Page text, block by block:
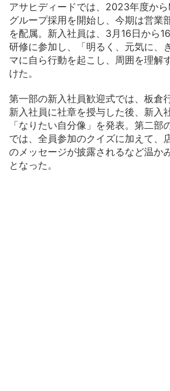
アサヒディードでは、2023年度か
グループ採用を開始し、今期は営業
を配属。新入社員は、3月16日から
研修に参加し、「明るく、元気に、
マに自ら行動を起こし、周囲を理解
けた。
第一部の新入社員歓迎式では、板倉
新入社員に社章を授与した後、新入
「なりたい自分像」を発表。第二部
では、全員参加のクイズに加えて、
のメッセージが披露されるなど温か
となった。